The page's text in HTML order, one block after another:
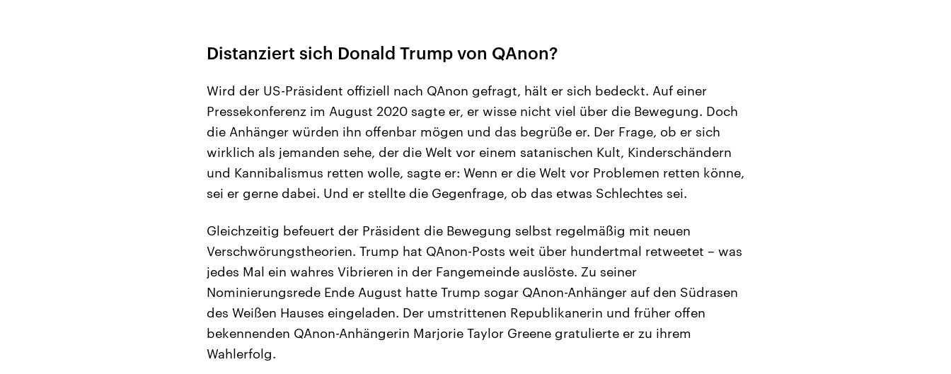
Distanziert sich Donald Trump von QAnon?
Wird der US-Präsident offiziell nach QAnon gefragt, hält er sich bedeckt. Auf einer
Pressekonferenz im August 2020 sagte er, er wisse nicht viel über die Bewegung. Doch
die Anhänger würden ihn offenbar mögen und das begrüße er. Der Frage, ob er sich
wirklich als jemanden sehe, der die Welt vor einem satanischen Kult, Kinderschändern
und Kannibalismus retten wolle, sagte er: Wenn er die Welt vor Problemen retten könne,
sei er gerne dabei. Und er stellte die Gegenfrage, ob das etwas Schlechtes sei.
Gleichzeitig befeuert der Präsident die Bewegung selbst regelmäßig mit neuen
Verschwörungstheorien. Trump hat QAnon-Posts weit über hundertmal retweetet – was
jedes Mal ein wahres Vibrieren in der Fangemeinde auslöste. Zu seiner
Nominierungsrede Ende August hatte Trump sogar QAnon-Anhänger auf den Südrasen
des Weißen Hauses eingeladen. Der umstrittenen Republikanerin und früher offen
bekennenden QAnon-Anhängerin Marjorie Taylor Greene gratulierte er zu ihrem
Wahlerfolg.